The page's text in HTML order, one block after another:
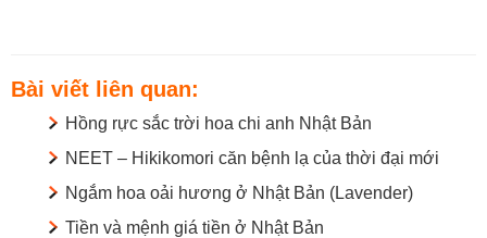
Bài viết liên quan:
Hồng rực sắc trời hoa chi anh Nhật Bản
NEET – Hikikomori căn bệnh lạ của thời đại mới
Ngắm hoa oải hương ở Nhật Bản (Lavender)
Tiền và mệnh giá tiền ở Nhật Bản